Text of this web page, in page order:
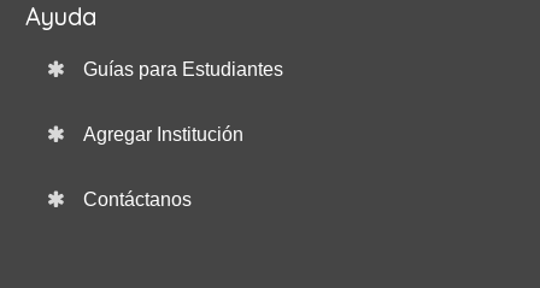
Ayuda
Guías para Estudiantes
Agregar Institución
Contáctanos